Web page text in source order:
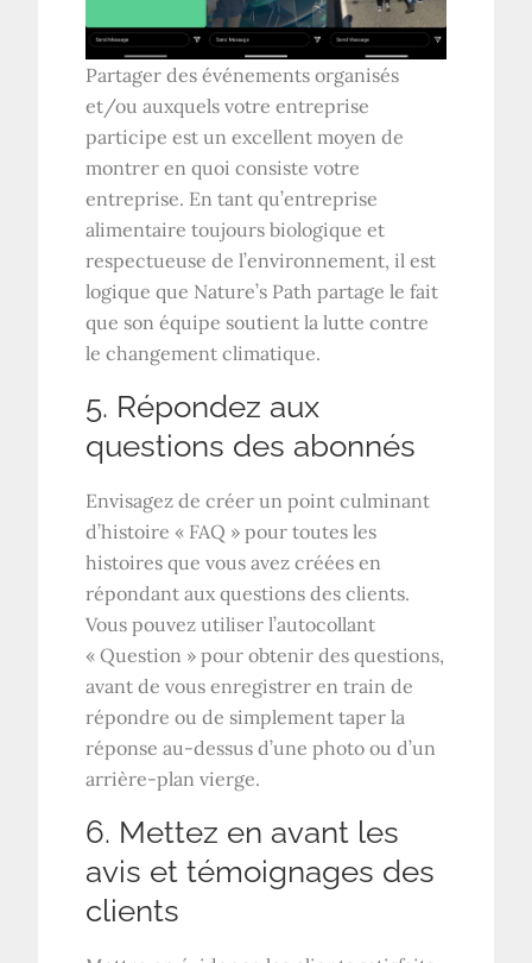
Partager des événements organisés
et/ou auxquels votre entreprise
participe est un excellent moyen de
montrer en quoi consiste votre
entreprise. En tant qu’entreprise
alimentaire toujours biologique et
respectueuse de l’environnement, il est
logique que Nature’s Path partage le fait
que son équipe soutient la lutte contre
le changement climatique.
5. Répondez aux
questions des abonnés
Envisagez de créer un point culminant
d’histoire « FAQ » pour toutes les
histoires que vous avez créées en
répondant aux questions des clients.
Vous pouvez utiliser l’autocollant
« Question » pour obtenir des questions,
avant de vous enregistrer en train de
répondre ou de simplement taper la
réponse au-dessus d’une photo ou d’un
arrière-plan vierge.
6. Mettez en avant les
avis et témoignages des
clients